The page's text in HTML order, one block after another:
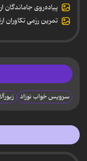
پیاده‌روی جاماندگان
تمرین رزمی تکاوران
سرویس خواب نوزاد